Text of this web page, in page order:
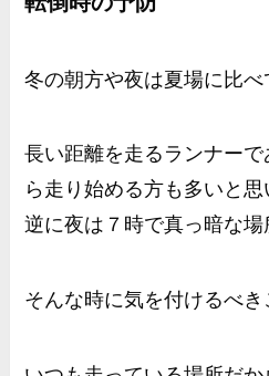
冬の朝方や夜は夏場に比
長い距離を走るランナー
ら走り始める方も多いと思
逆に夜は７時で真っ暗な
そんな時に気を付けるべき